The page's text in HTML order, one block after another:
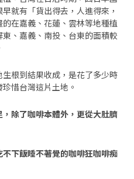
就有「貨出得去，人進得來，
在嘉義、花蓮、雲林等地種植
、嘉義、南投、台東的面積較
根到結果收成，是花了多少時
惜台灣這片土地。
除了咖啡本體外，更從大肚臍
下飯睡不著覺的咖啡狂咖啡痴